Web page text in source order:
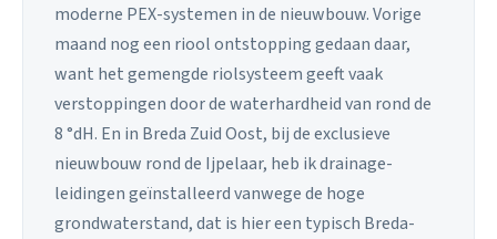
moderne PEX-systemen in de nieuwbouw. Vorige
maand nog een riool ontstopping gedaan daar,
want het gemengde riolsysteem geeft vaak
verstoppingen door de waterhardheid van rond de
8 °dH. En in Breda Zuid Oost, bij de exclusieve
nieuwbouw rond de Ijpelaar, heb ik drainage-
leidingen geïnstalleerd vanwege de hoge
grondwaterstand, dat is hier een typisch Breda-